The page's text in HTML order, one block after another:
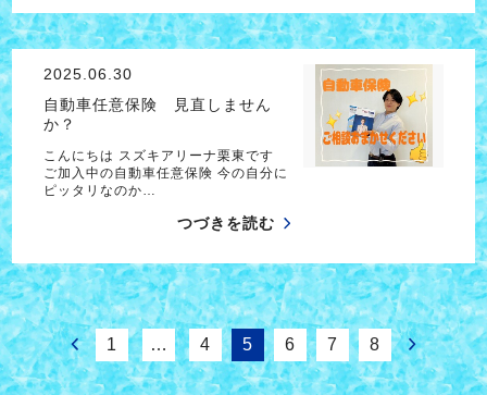
2025.06.30
自動車任意保険 見直しません
か？
こんにちは スズキアリーナ栗東です
ご加入中の自動車任意保険 今の自分に
ピッタリなのか…
つづきを読む
1 … 4 5 6 7 8